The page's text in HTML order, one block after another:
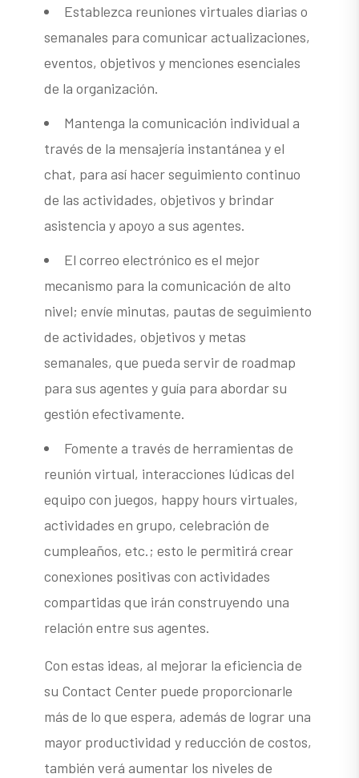
Establezca reuniones virtuales diarias o
semanales para comunicar actualizaciones,
eventos, objetivos y menciones esenciales
de la organización.
Mantenga la comunicación individual a
través de la mensajería instantánea y el
chat, para así hacer seguimiento continuo
de las actividades, objetivos y brindar
asistencia y apoyo a sus agentes.
El correo electrónico es el mejor
mecanismo para la comunicación de alto
nivel; envíe minutas, pautas de seguimiento
de actividades, objetivos y metas
semanales, que pueda servir de roadmap
para sus agentes y guía para abordar su
gestión efectivamente.
Fomente a través de herramientas de
reunión virtual, interacciones lúdicas del
equipo con juegos, happy hours virtuales,
actividades en grupo, celebración de
cumpleaños, etc.; esto le permitirá crear
conexiones positivas con actividades
compartidas que irán construyendo una
relación entre sus agentes.
Con estas ideas, al mejorar la eficiencia de
su Contact Center puede proporcionarle
más de lo que espera, además de lograr una
mayor productividad y reducción de costos,
también verá aumentar los niveles de